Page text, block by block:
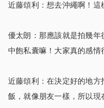
近藤頌利：想去沖繩啊！這
優太朗：那應該就是拍幾
中飽私囊嘛！大家真的感情
近藤頌利：在決定好的地
飯，就像朋友一樣，所以現